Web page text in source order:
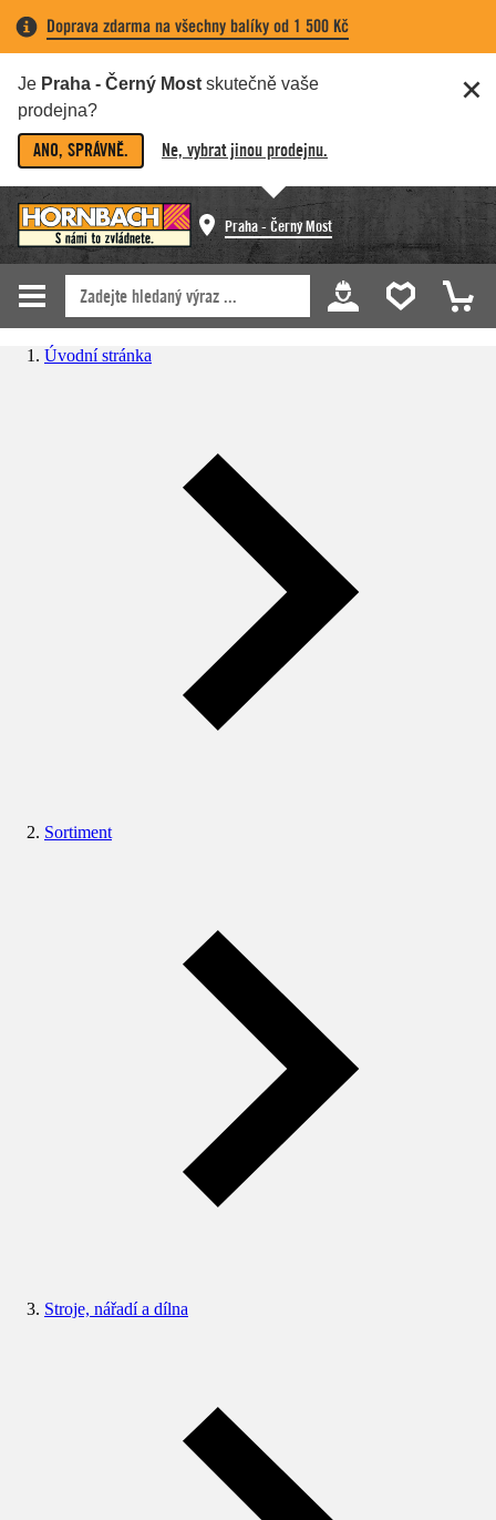
Doprava zdarma na všechny balíky od 1 500 Kč
Je Praha - Černý Most skutečně vaše
prodejna?
ANO, SPRÁVNĚ. Ne, vybrat jinou prodejnu.
Praha - Černý Most
Úvodní stránka
Sortiment
Stroje, nářadí a dílna